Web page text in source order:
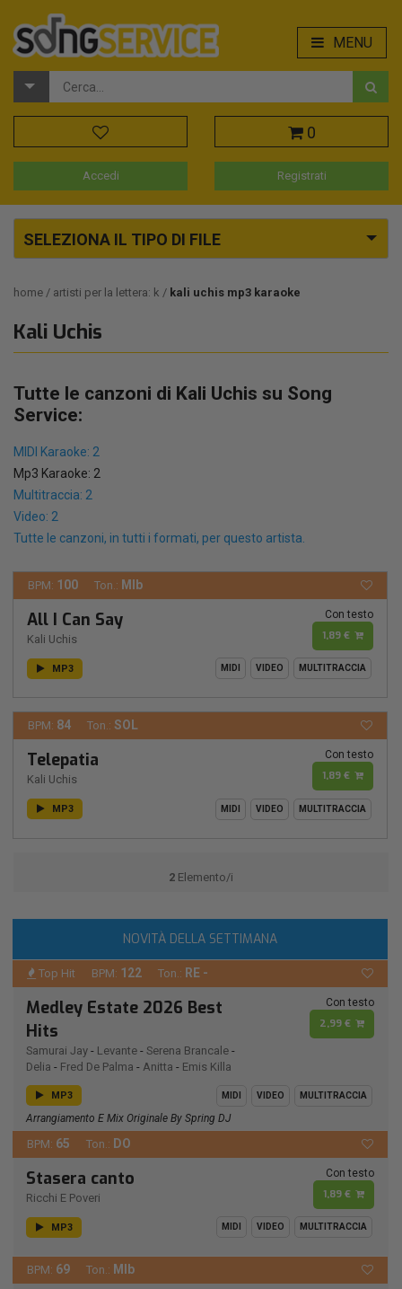
MENU
0
Accedi Registrati
SELEZIONA IL TIPO DI FILE
home artisti per la lettera: k kali uchis mp3 karaoke
Kali Uchis
Tutte le canzoni di Kali Uchis su Song
Service:
MIDI Karaoke: 2
Mp3 Karaoke: 2
Multitraccia: 2
Video: 2
Tutte le canzoni, in tutti i formati, per questo artista.
BPM: 100 Ton.: MIb
All I Can Say
Kali Uchis
Con testo
1,89 €
MP3 MIDI VIDEO MULTITRACCIA
BPM: 84 Ton.: SOL
Telepatia
Kali Uchis
Con testo
1,89 €
MP3 MIDI VIDEO MULTITRACCIA
2 Elemento/i
NOVITÀ DELLA SETTIMANA
Top Hit BPM: 122 Ton.: RE -
Medley Estate 2026 Best
Hits
Samurai Jay - Levante - Serena Brancale -
Delia - Fred De Palma - Anitta - Emis Killa
Con testo
2,99 €
MP3 MIDI VIDEO MULTITRACCIA
Arrangiamento E Mix Originale By Spring DJ
BPM: 65 Ton.: DO
Stasera canto
Ricchi E Poveri
Con testo
1,89 €
MP3 MIDI VIDEO MULTITRACCIA
BPM: 69 Ton.: MIb